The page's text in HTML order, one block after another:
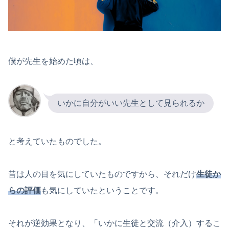
僕が先生を始めた頃は、
いかに自分がいい先生として見られるか
と考えていたものでした。
昔は人の目を気にしていたものですから、それだけ生徒か
らの評価も気にしていたということです。
それが逆効果となり、「いかに生徒と交流（介入）するこ